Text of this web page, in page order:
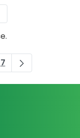
Navigáljon a TAB
Oldal
7